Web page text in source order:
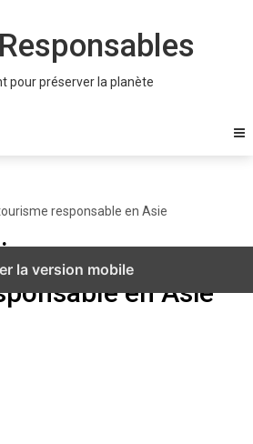
pour préserver la planète
responsable en Asie
pour un
en Asie
la version mobile